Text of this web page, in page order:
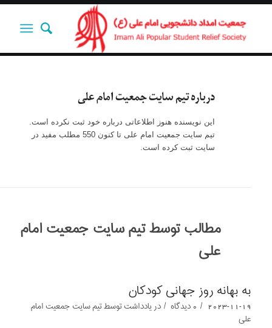
دربارهتیم سایت جمعیت امام علی
این نویسنده هنوز اطلاعاتی درباره خود ثبت نکرده است.
تیم سایت جمعیت امام علی
تا کنون 550 مطلب مفید در
سایت ثبت کرده است.
مطالب توسط تیم سایت جمعیت امام
علی
به بهانه روز جهانی کودکان
2023-11-19
/ 0 دیدگاه / دریادداشت‌‌‌‌‌‌‌توسطتیم سایت جمعیت امام
علی